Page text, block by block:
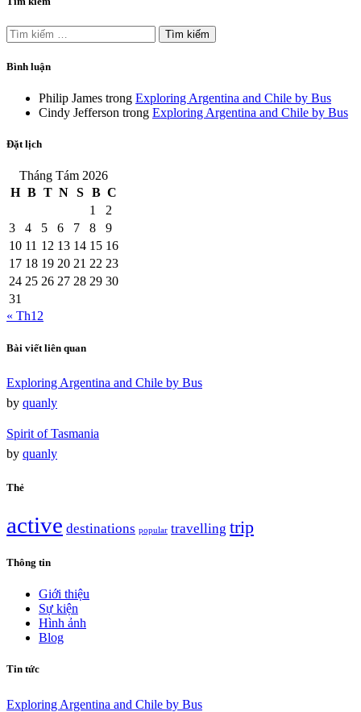
Tìm
kiếm
cho:
Bình luận
Philip James trong Exploring Argentina and Chile by Bus
Cindy Jefferson trong Exploring Argentina and Chile by Bus
Đặt lịch
Tháng Tám 2026
H B T N S B C
1
2
3
4 5 6 7 8
9
10 11 12 13 14 15 16
17 18 19 20 21 22 23
24 25 26 27 28 29 30
31
« Th12
Bài viết liên quan
Exploring Argentina and Chile by Bus
by quanly
Spirit of Tasmania
by quanly
Thẻ
active destinations popular travelling trip
Thông tin
Giới thiệu
Sự kiện
Hình ảnh
Blog
Tin tức
Exploring Argentina and Chile by Bus